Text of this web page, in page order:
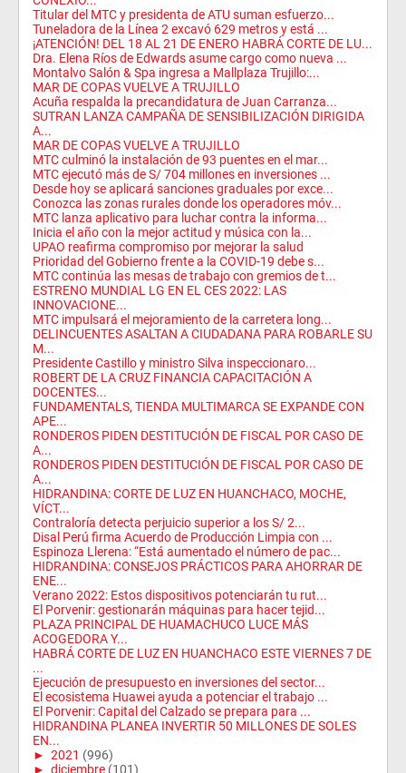
Titular del MTC y presidenta de ATU suman esfuerzo...
Tuneladora de la Línea 2 excavó 629 metros y está ...
¡ATENCIÓN! DEL 18 AL 21 DE ENERO HABRÁ CORTE DE LU...
Dra. Elena Ríos de Edwards asume cargo como nueva ...
Montalvo Salón & Spa ingresa a Mallplaza Trujillo:...
MAR DE COPAS VUELVE A TRUJILLO
Acuña respalda la precandidatura de Juan Carranza...
SUTRAN LANZA CAMPAÑA DE SENSIBILIZACIÓN DIRIGIDA
A...
MAR DE COPAS VUELVE A TRUJILLO
MTC culminó la instalación de 93 puentes en el mar...
MTC ejecutó más de S/ 704 millones en inversiones ...
Desde hoy se aplicará sanciones graduales por exce...
Conozca las zonas rurales donde los operadores móv...
MTC lanza aplicativo para luchar contra la informa...
Inicia el año con la mejor actitud y música con la...
UPAO reafirma compromiso por mejorar la salud
Prioridad del Gobierno frente a la COVID-19 debe s...
MTC continúa las mesas de trabajo con gremios de t...
ESTRENO MUNDIAL LG EN EL CES 2022: LAS
INNOVACIONE...
MTC impulsará el mejoramiento de la carretera long...
DELINCUENTES ASALTAN A CIUDADANA PARA ROBARLE SU
M...
Presidente Castillo y ministro Silva inspeccionaro...
ROBERT DE LA CRUZ FINANCIA CAPACITACIÓN A
DOCENTES...
FUNDAMENTALS, TIENDA MULTIMARCA SE EXPANDE CON
APE...
RONDEROS PIDEN DESTITUCIÓN DE FISCAL POR CASO DE
A...
RONDEROS PIDEN DESTITUCIÓN DE FISCAL POR CASO DE
A...
HIDRANDINA: CORTE DE LUZ EN HUANCHACO, MOCHE,
VÍCT...
Contraloría detecta perjuicio superior a los S/ 2...
Disal Perú firma Acuerdo de Producción Limpia con ...
Espinoza Llerena: “Está aumentado el número de pac...
HIDRANDINA: CONSEJOS PRÁCTICOS PARA AHORRAR DE
ENE...
Verano 2022: Estos dispositivos potenciarán tu rut...
El Porvenir: gestionarán máquinas para hacer tejid...
PLAZA PRINCIPAL DE HUAMACHUCO LUCE MÁS
ACOGEDORA Y...
HABRÁ CORTE DE LUZ EN HUANCHACO ESTE VIERNES 7 DE
...
Ejecución de presupuesto en inversiones del sector...
El ecosistema Huawei ayuda a potenciar el trabajo ...
El Porvenir: Capital del Calzado se prepara para ...
HIDRANDINA PLANEA INVERTIR 50 MILLONES DE SOLES
EN...
► 2021 (996)
► diciembre (101)